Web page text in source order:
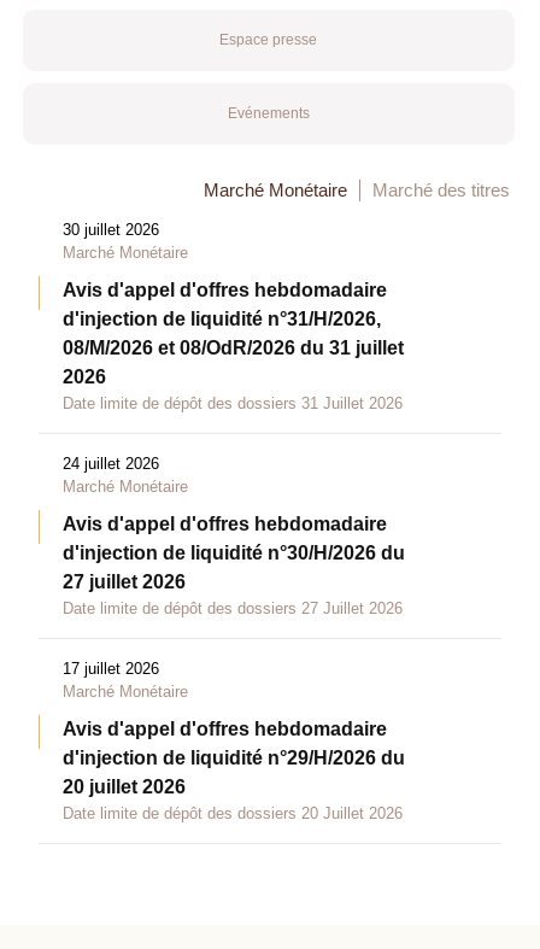
Espace presse
Evénements
Marché Monétaire Marché des titres
30 juillet 2026
Marché Monétaire
Avis d'appel d'offres hebdomadaire
d'injection de liquidité n°31/H/2026,
08/M/2026 et 08/OdR/2026 du 31 juillet
2026
Date limite de dépôt des dossiers 31 Juillet 2026
24 juillet 2026
Marché Monétaire
Avis d'appel d'offres hebdomadaire
d'injection de liquidité n°30/H/2026 du
27 juillet 2026
Date limite de dépôt des dossiers 27 Juillet 2026
17 juillet 2026
Marché Monétaire
Avis d'appel d'offres hebdomadaire
d'injection de liquidité n°29/H/2026 du
20 juillet 2026
Date limite de dépôt des dossiers 20 Juillet 2026